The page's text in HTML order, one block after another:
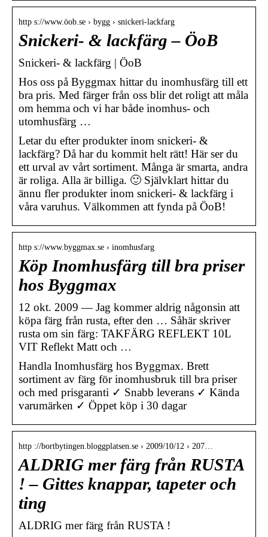
http s://www.öob.se › bygg › snickeri-lackfarg
Snickeri- & lackfärg – ÖoB
Snickeri- & lackfärg | ÖoB
Hos oss på Byggmax hittar du inomhusfärg till ett
bra pris. Med färger från oss blir det roligt att måla
om hemma och vi har både inomhus- och
utomhusfärg …
Letar du efter produkter inom snickeri- &
lackfärg? Då har du kommit helt rätt! Här ser du
ett urval av vårt sortiment. Många är smarta, andra
är roliga. Alla är billiga. 🙂 Självklart hittar du
ännu fler produkter inom snickeri- & lackfärg i
våra varuhus. Välkommen att fynda på ÖoB!
http s://www.byggmax.se › inomhusfarg
Köp Inomhusfärg till bra priser
hos Byggmax
12 okt. 2009 — Jag kommer aldrig någonsin att
köpa färg från rusta, efter den … Såhär skriver
rusta om sin färg: TAKFÄRG REFLEKT 10L
VIT Reflekt Matt och …
Handla Inomhusfärg hos Byggmax. Brett
sortiment av färg för inomhusbruk till bra priser
och med prisgaranti ✓ Snabb leverans ✓ Kända
varumärken ✓ Öppet köp i 30 dagar
http ://bortbytingen.bloggplatsen.se › 2009/10/12 › 207…
ALDRIG mer färg från RUSTA
! – Gittes knappar, tapeter och
ting
ALDRIG mer färg från RUSTA !